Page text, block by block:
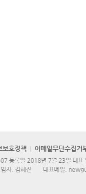
보호정책 이메일무단수집거
등록일 2018년 7월 23일 대표
자. 김혜진 대표메일.